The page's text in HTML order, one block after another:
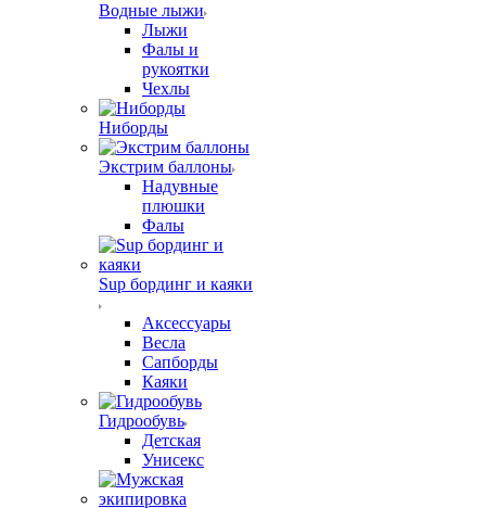
Водные лыжи
Лыжи
Фалы и
рукоятки
Чехлы
Ниборды
Экстрим баллоны
Надувные
плюшки
Фалы
Sup бординг и каяки
Аксессуары
Весла
Сапборды
Каяки
Гидрообувь
Детская
Унисекс